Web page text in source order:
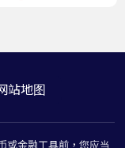
站地图
或金融工具前，您应当